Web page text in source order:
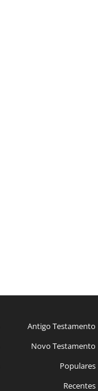
Antigo Testamento
Novo Testamento
Populares
Recentes